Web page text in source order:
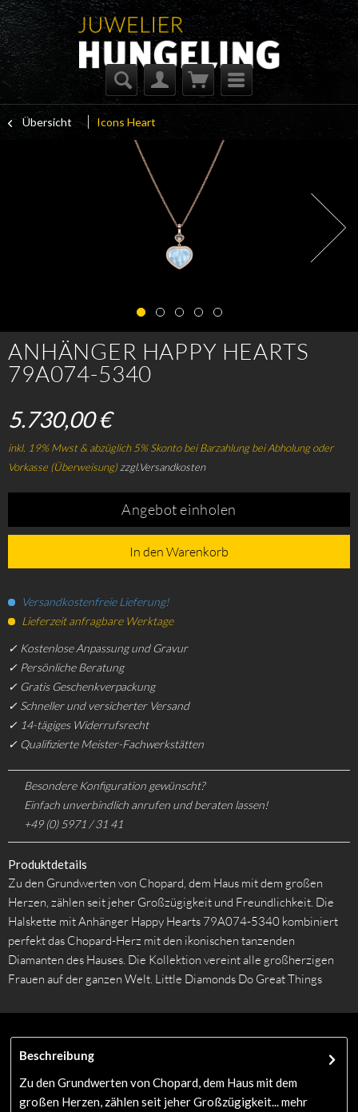
Übersicht Icons Heart
ANHÄNGER HAPPY HEARTS
79A074-5340
5.730,00 €
inkl. 19% Mwst & abzüglich 5% Skonto bei Barzahlung bei Abholung oder
Vorkasse (Überweisung)zzgl.Versandkosten
Angebot einholen
In den Warenkorb
Versandkostenfreie Lieferung!
Lieferzeit anfragbare Werktage
✓ Kostenlose Anpassung und Gravur
✓ Persönliche Beratung
✓ Gratis Geschenkverpackung
✓ Schneller und versicherter Versand
✓ 14-tägiges Widerrufsrecht
✓ Qualifizierte Meister-Fachwerkstätten
Besondere Konfiguration gewünscht?
Einfach unverbindlich anrufen und beraten lassen!
+49 (0) 5971 / 31 41
Produktdetails
Zu den Grundwerten von Chopard, dem Haus mit dem großen
Herzen, zählen seit jeher Großzügigkeit und Freundlichkeit. Die
Halskette mit Anhänger Happy Hearts 79A074-5340 kombiniert
perfekt das Chopard-Herz mit den ikonischen tanzenden
Diamanten des Hauses. Die Kollektion vereint alle großherzigen
Frauen auf der ganzen Welt. Little Diamonds Do Great Things
Beschreibung
Zu den Grundwerten von Chopard, dem Haus mit dem
großen Herzen, zählen seit jeher Großzügigkeit...
mehr